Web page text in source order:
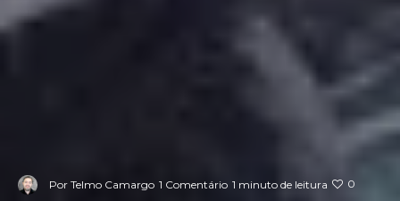
Por Telmo Camargo 1 Comentário 1 minuto de leitura 0